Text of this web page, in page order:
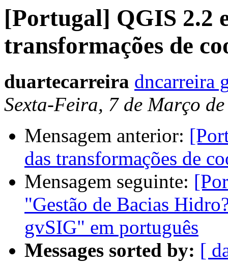
[Portugal] QGIS 2.2
transformações de
duartecarreira dncarreira
Sexta-Feira, 7 de Março
Mensagem anterior:
das transformações de
Mensagem seguinte:
"Gestão de Bacias
gvSIG" em português
Messages sorted by: [